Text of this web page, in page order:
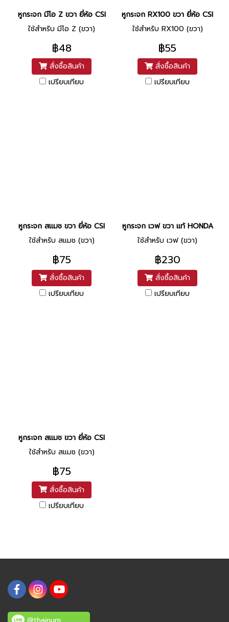
หูกระจก มีโอ Z ขวา ยี่ห้อ CSI
ใช้สำหรับ มีโอ Z (ขวา)
฿48
สั่งซื้อสินค้า
เปรียบเทียบ
หูกระจก RX100 ขวา ยี่ห้อ CSI
ใช้สำหรับ RX100 (ขวา)
฿55
สั่งซื้อสินค้า
เปรียบเทียบ
หูกระจก สแมช ขวา ยี่ห้อ CSI
ใช้สำหรับ สแมช (ขวา)
฿75
สั่งซื้อสินค้า
เปรียบเทียบ
หูกระจก เวฟ ขวา แท้ HONDA
ใช้สำหรับ เวฟ (ขวา)
฿230
สั่งซื้อสินค้า
เปรียบเทียบ
หูกระจก สแมช ขวา ยี่ห้อ CSI
ใช้สำหรับ สแมช (ขวา)
฿75
สั่งซื้อสินค้า
เปรียบเทียบ